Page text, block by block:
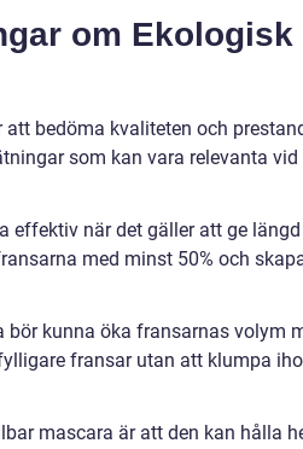
om Ekologisk
bedöma kvaliteten och
som kan vara relevanta
effektiv när det gäller att ge
med minst 50% och
bör kunna öka fransarnas volym
fransar utan att klumpa
mascara är att den kan hålla